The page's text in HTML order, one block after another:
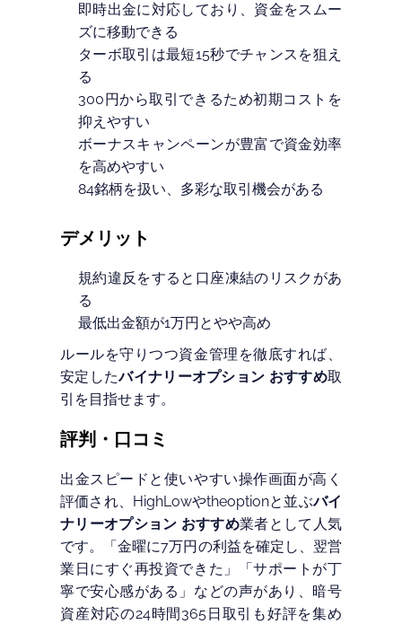
即時出金に対応しており、資金をスムー
ズに移動できる
ターボ取引は最短15秒でチャンスを狙え
る
300円から取引できるため初期コストを
抑えやすい
ボーナスキャンペーンが豊富で資金効率
を高めやすい
84銘柄を扱い、多彩な取引機会がある
デメリット
規約違反をすると口座凍結のリスクがあ
る
最低出金額が1万円とやや高め
ルールを守りつつ資金管理を徹底すれば、
安定したバイナリーオプション おすすめ取
引を目指せます。
評判・口コミ
出金スピードと使いやすい操作画面が高く
評価され、HighLowやtheoptionと並ぶバイ
ナリーオプション おすすめ業者として人気
です。「金曜に7万円の利益を確定し、翌営
業日にすぐ再投資できた」「サポートが丁
寧で安心感がある」などの声があり、暗号
資産対応の24時間365日取引も好評を集め